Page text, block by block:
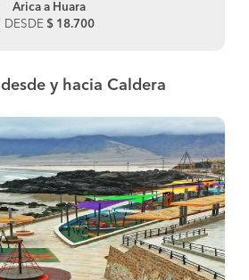
Arica a Huara
DESDE $ 18.700
desde y hacia Caldera